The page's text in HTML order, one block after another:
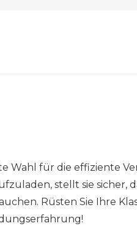
Wahl für die effiziente
stellt sie sicher,
Rüsten Sie Ihre